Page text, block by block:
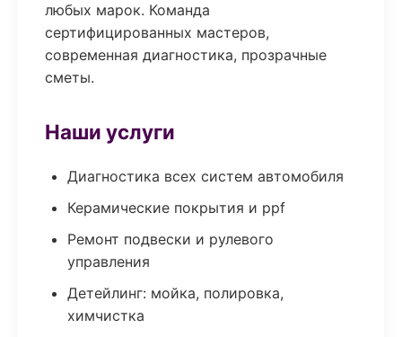
любых марок. Команда
сертифицированных мастеров,
современная диагностика, прозрачные
сметы.
Наши услуги
Диагностика всех систем автомобиля
Керамические покрытия и ppf
Ремонт подвески и рулевого
управления
Детейлинг: мойка, полировка,
химчистка